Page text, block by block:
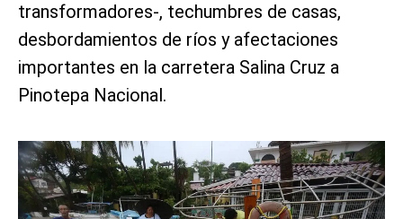
transformadores-, techumbres de casas,
desbordamientos de ríos y afectaciones
importantes en la carretera Salina Cruz a
Pinotepa Nacional.